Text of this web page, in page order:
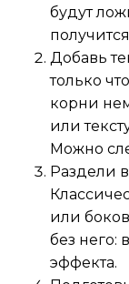
будут
Добавь
только
корни
или
Можно
Раздели
или
без него:
эффекта.